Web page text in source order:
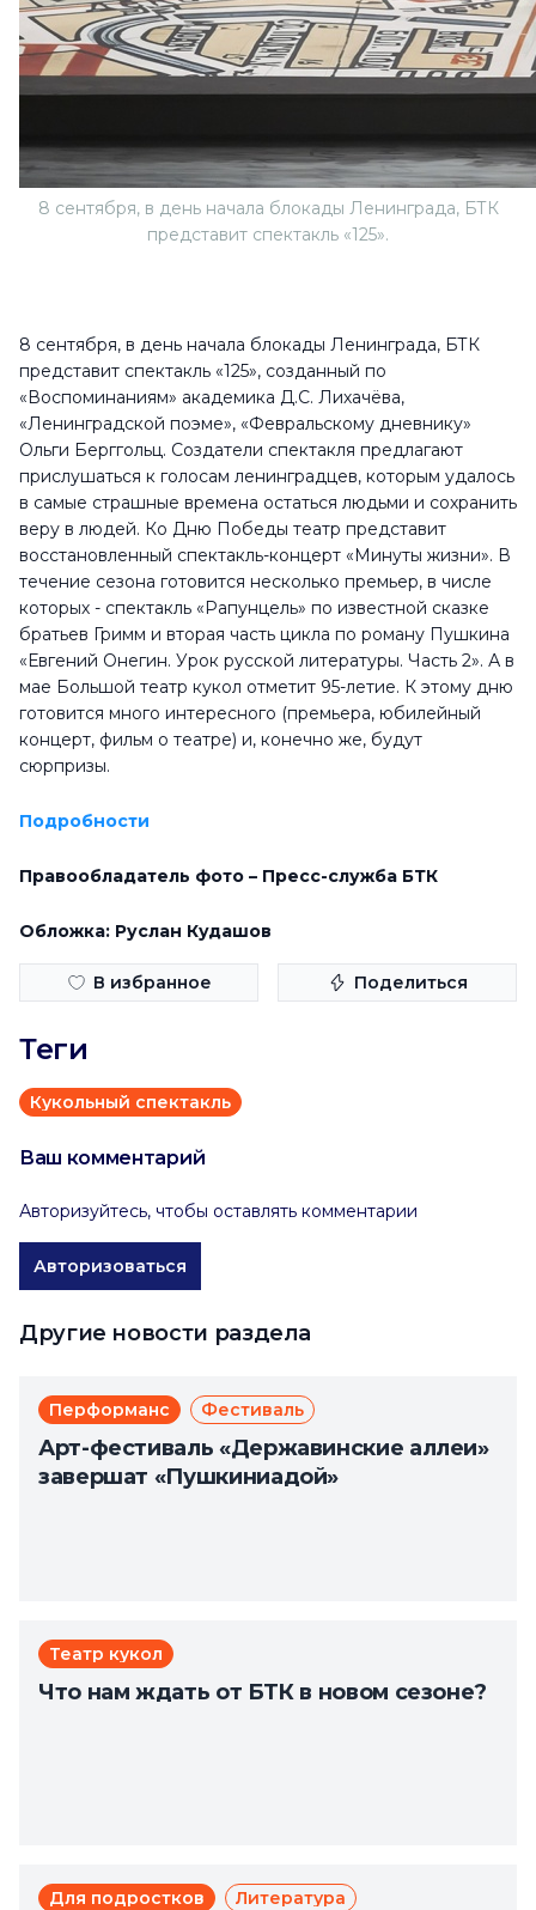
8 сентября, в день начала блокады Ленинграда, БТК
представит спектакль «125».
8 сентября, в день начала блокады Ленинграда, БТК
представит спектакль «125», созданный по
«Воспоминаниям» академика Д.С. Лихачёва,
«Ленинградской поэме», «Февральскому дневнику»
Ольги Берггольц. Создатели спектакля предлагают
прислушаться к голосам ленинградцев, которым удалось
в самые страшные времена остаться людьми и сохранить
веру в людей. Ко Дню Победы театр представит
восстановленный спектакль-концерт «Минуты жизни». В
течение сезона готовится несколько премьер, в числе
которых - спектакль «Рапунцель» по известной сказке
братьев Гримм и вторая часть цикла по роману Пушкина
«Евгений Онегин. Урок русской литературы. Часть 2». А в
мае Большой театр кукол отметит 95-летие. К этому дню
готовится много интересного (премьера, юбилейный
концерт, фильм о театре) и, конечно же, будут
сюрпризы.
Подробности
Правообладатель фото – Пресс-служба БТК
Обложка: Руслан Кудашов
В избранное Поделиться
Теги
Кукольный спектакль
Ваш комментарий
Авторизуйтесь, чтобы оставлять комментарии
Авторизоваться
Другие новости раздела
Перформанс Фестиваль
Арт-фестиваль «Державинские аллеи»
завершат «Пушкиниадой»
Театр кукол
Что нам ждать от БТК в новом сезоне?
Для подростков Литература